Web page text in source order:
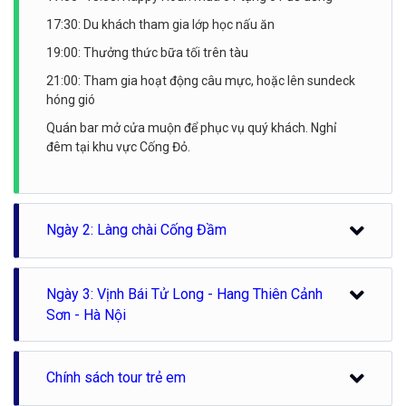
17:30: Du khách tham gia lớp học nấu ăn
19:00: Thưởng thức bữa tối trên tàu
21:00: Tham gia hoạt động câu mực, hoặc lên sundeck
hóng gió
Quán bar mở cửa muộn để phục vụ quý khách. Nghỉ
đêm tại khu vực Cống Đỏ.
Ngày 2: Làng chài Cống Đầm
Quyền, một trong những truyền thống lâu đời nhất của
Đông Á. Đây là một trải nghiệm tuyệt vời, giúp thư giãn
Ngày 3: Vịnh Bái Tử Long - Hang Thiên Cảnh
Sơn - Hà Nội
trong những truyền thống lâu đời nhất của Đông Á. Đây
Chính sách tour trẻ em